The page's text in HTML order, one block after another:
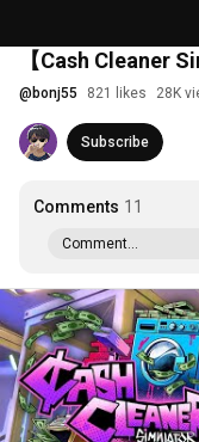
【Cash Cleaner
@ bonj55 821 likes 28K
Subscribe
Comments 11
Comment...